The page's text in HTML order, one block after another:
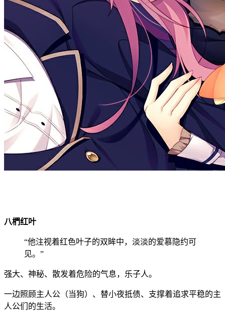
八椚红叶
“他注视着红色叶子的双眸中，淡淡的爱慕隐约可
见。”
强大、神秘、散发着危险的气息，乐子人。
一边照顾主人公（当狗）、替小夜抵债、支撑着追求平稳的主
人公们的生活。